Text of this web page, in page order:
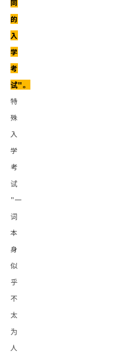
同
的
入
学
考
试"。
特
殊
入
学
考
试
"一
词
本
身
似
乎
不
太
为
人